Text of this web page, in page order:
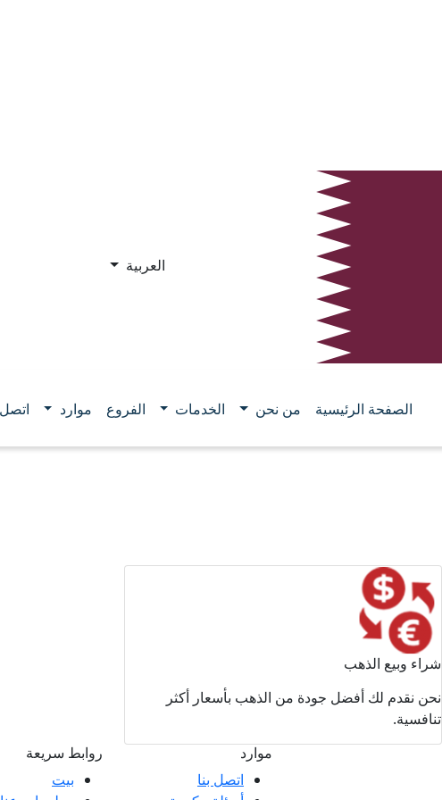
العربية
الصفحة الرئيسية من نحن الخدمات الفروع موارد اتصل
شراء وبيع الذهب
نحن نقدم لك أفضل جودة من الذهب بأسعار أكثر
تنافسية.
موارد
اتصل بنا
روابط سريعة
بيت